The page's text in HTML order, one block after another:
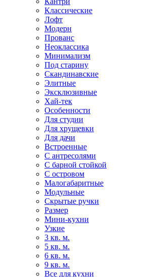
Классические
Лофт
Модерн
Прованс
Неоклассика
Минимализм
Под старину
Скандинавские
Элитные
Эксклюзивные
Хай-тек
Особенности
Для студии
Для хрущевки
Для дачи
Встроенные
С антресолями
С барной стойкой
С островом
Малогабаритные
Модульные
Скрытые ручки
Размер
Мини-кухни
Узкие
3 кв. м.
5 кв. м.
6 кв. м.
9 кв. м.
Все для кухни